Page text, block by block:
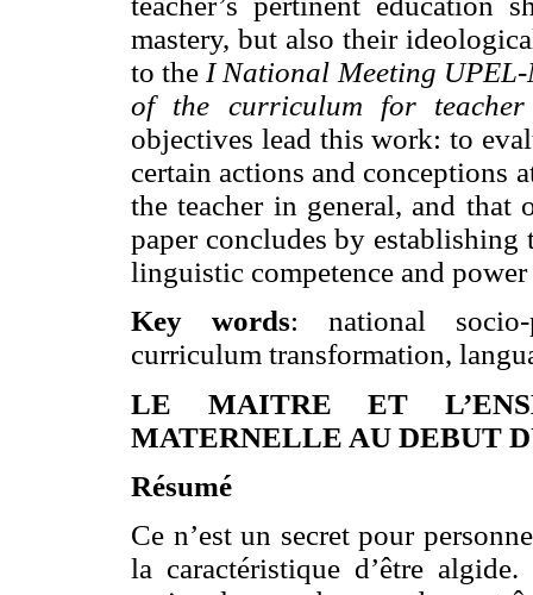
mastery, but also their
to the I National Meeting
of the curriculum for
objectives lead this work: to
certain actions and conceptions
the teacher in general, and that
paper concludes by
linguistic competence and
Key words: national socio-
curriculum transformation,
LE MAITRE ET
MATERNELLE AU DEBUT
Résumé
Ce n’est un secret pour
la caractéristique d’être